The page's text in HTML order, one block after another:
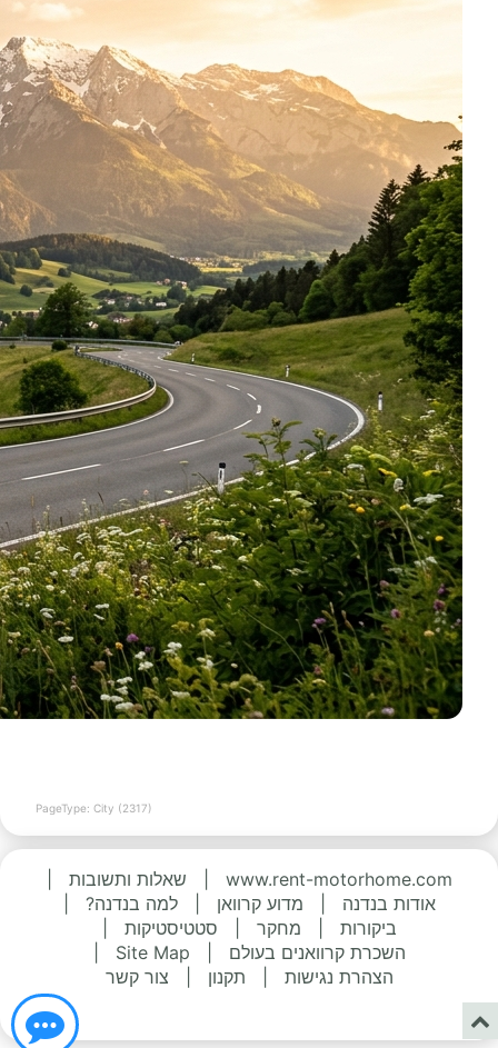
PageType: City (2317)
www.rent-motorhome.com שאלות ותשובות
אודות בנדנה
מדוע קרוואן למה בנדנה?
ביקורות
מחקר סטטיסטיקות
השכרת קרוואנים בעולם
Site Map
הצהרת נגישות
תקנון צור קשר